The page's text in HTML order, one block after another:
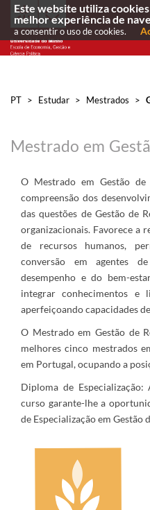
PT > Estudar > Mestrados >
O Mestrado em Gestão de
compreensão dos
das questões de Gestão de
organizacionais. Favorece a
de recursos humanos,
conversão em agentes
desempenho e do bem-
integrar conhecimentos e
aperfeiçoando capacidades
O Mestrado em Gestão de
melhores cinco mestrados
em Portugal, ocupando a
Diploma de
curso garante-lhe a
de Especialização em Gestão
Este website utiliza
melhor experiência de
a consentir o uso de cookies.